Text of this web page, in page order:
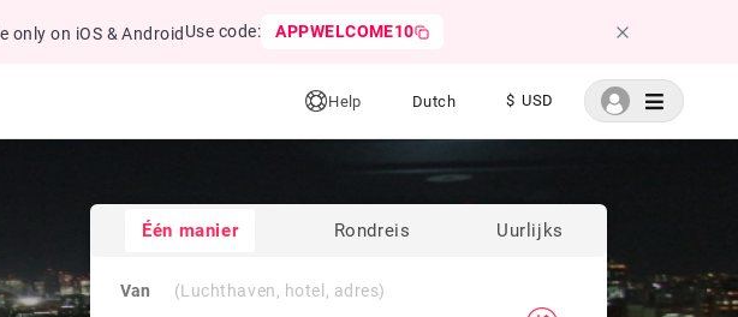
only on iOS & Android Use code: APPWELCOME10
Help Dutch $ USD
Één manier Rondreis Uurlijks
Van